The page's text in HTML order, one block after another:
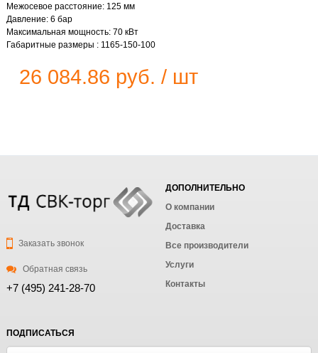
Межосевое расстояние: 125 мм
Давление: 6 бар
Максимальная мощность: 70 кВт
Габаритные размеры : 1165-150-100
26 084.86 руб. / шт
Заказать звонок
Обратная связь
+7 (495) 241-28-70
ДОПОЛНИТЕЛЬНО
О компании
Доставка
Все производители
Услуги
Контакты
ПОДПИСАТЬСЯ